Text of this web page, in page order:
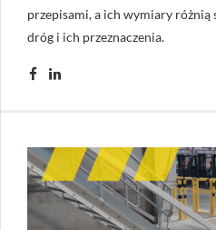
przepisami, a ich wymiary różnią
dróg i ich przeznaczenia.